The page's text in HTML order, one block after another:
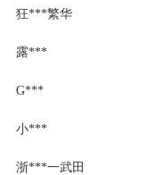
狂***繁华
露***
G***
小***
浙***一武田